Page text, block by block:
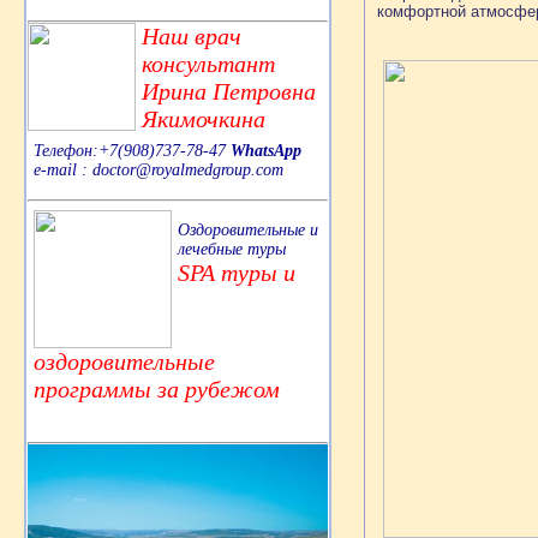
Наш врач
консультант
Ирина Петровна
Якимочкина
Телефон:+7(908)737-78-47 WhatsApp
e-mail : doctor@royalmedgroup.com
Оздоровительные и
лечебные туры
SPA туры и
оздоровительные
программы за рубежом
комфортной